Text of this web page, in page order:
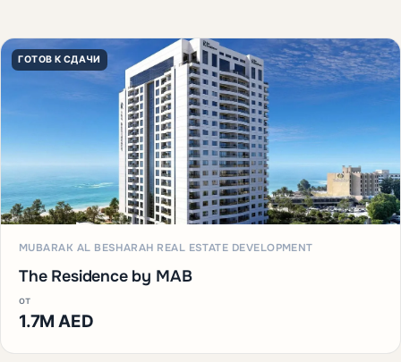
ГОТОВ К СДАЧИ
MUBARAK AL BESHARAH REAL ESTATE DEVELOPMENT
The Residence by MAB
от
1.7M AED